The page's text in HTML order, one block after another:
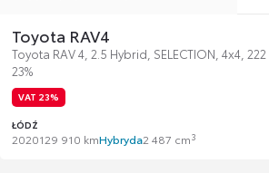
Toyota RAV4
Toyota RAV 4, 2.5 Hybrid, SELECTION, 4x4,
23%
VAT 23%
ŁÓDŹ
2020129 910 kmHybryda2 487 cm3